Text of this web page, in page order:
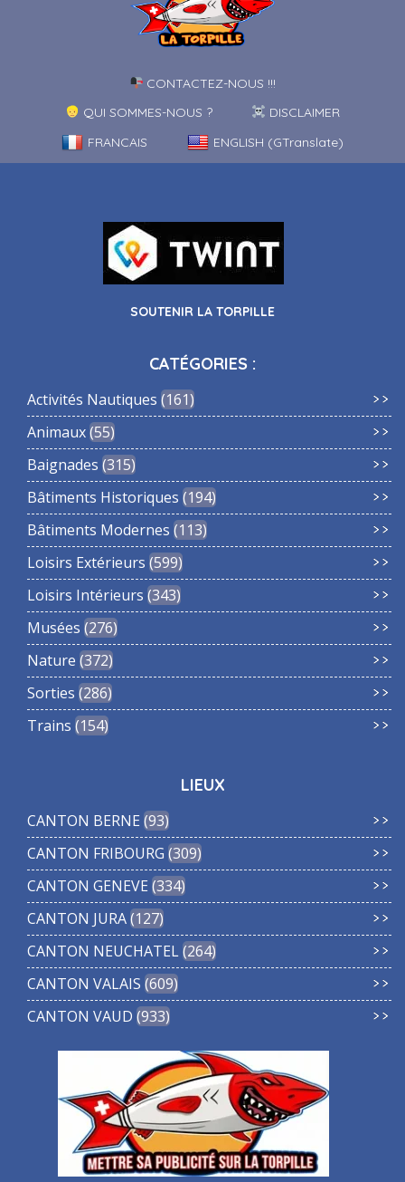
CONTACTEZ-NOUS !!!
QUI SOMMES-NOUS ?
DISCLAIMER
FRANCAIS
ENGLISH (GTranslate)
SOUTENIR LA TORPILLE
CATÉGORIES :
Activités Nautiques 161
Animaux 55
Baignades 315
Bâtiments Historiques 194
Bâtiments Modernes 113
Loisirs Extérieurs 599
Loisirs Intérieurs 343
Musées 276
Nature 372
Sorties 286
Trains 154
LIEUX
CANTON BERNE 93
CANTON FRIBOURG 309
CANTON GENEVE 334
CANTON JURA 127
CANTON NEUCHATEL 264
CANTON VALAIS 609
CANTON VAUD 933